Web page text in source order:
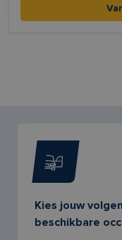
Kies jouw
beschikbare